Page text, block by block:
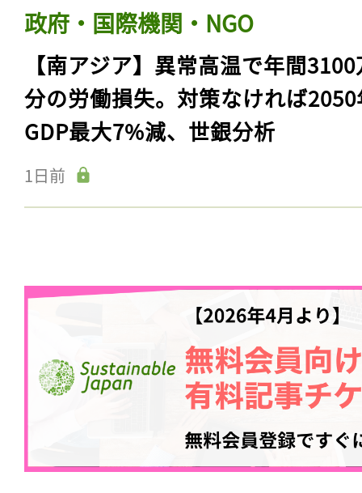
政府・国際機関・NGO
【南アジア】異常高温で年間
分の労働損失。対策なければ
GDP最大7%減、世銀分析
1日前